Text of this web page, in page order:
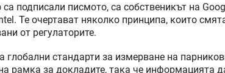
подписали писмото, са собственикът на
Те очертават няколко принципа, които
от регулаторите.
глобални стандарти за измерване на
рамка за докладите, така че информацията